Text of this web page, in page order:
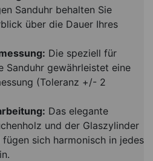
Sanduhr behalten Sie
über die Dauer Ihres
Die speziell für
Sanduhr gewährleistet eine
(Toleranz +/- 2
Das elegante
und der Glaszylinder
sich harmonisch in jedes